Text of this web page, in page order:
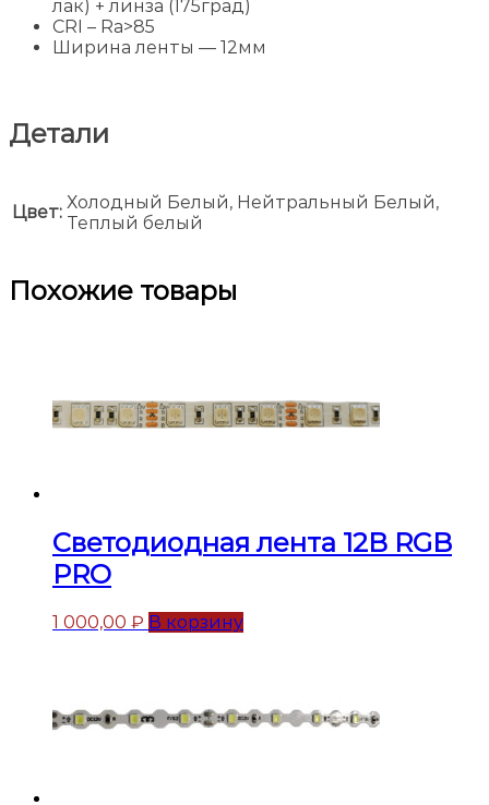
лак) + линза (175град)
CRI – Ra>85
Ширина ленты — 12мм
Детали
Цвет: Холодный Белый, Нейтральный Белый,
Теплый белый
Похожие товары
Светодиодная лента 12В RGB
PRO
1 000,00 ₽ В корзину